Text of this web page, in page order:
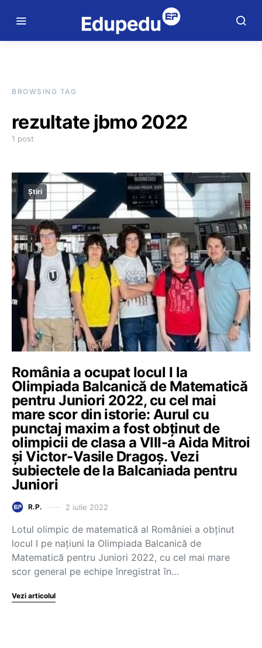
BROWSING TAG
rezultate jbmo 2022
1 post
Știri
România a ocupat locul I la
Olimpiada Balcanică de Matematică
pentru Juniori 2022, cu cel mai
mare scor din istorie: Aurul cu
punctaj maxim a fost obținut de
olimpicii de clasa a VIII-a Aida Mitroi
și Victor-Vasile Dragoș. Vezi
subiectele de la Balcaniada pentru
Juniori
R.P. 2 iulie 2022
Lotul olimpic de matematică al României a obținut
locul I pe națiuni la Olimpiada Balcanică de
Matematică pentru Juniori 2022, cu cel mai mare
scor general pe echipe înregistrat în…
Vezi articolul